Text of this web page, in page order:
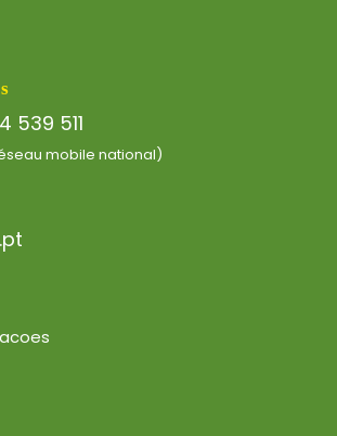
539 511
mobile national)